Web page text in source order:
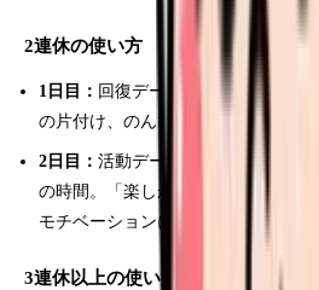
2連休の使い方
1日目： 回復デー。パッシブレスト
の片付け、のんびり過ごす
2日目： 活動デー。アクティブレス
の時間。「楽しかった」という記憶
モチベーションになる
3連休以上の使い方